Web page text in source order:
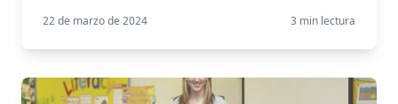
22 de marzo de 2024 3 min lectura